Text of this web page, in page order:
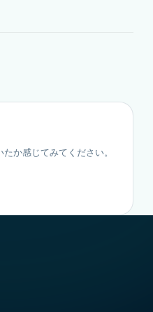
か感じてみてください。